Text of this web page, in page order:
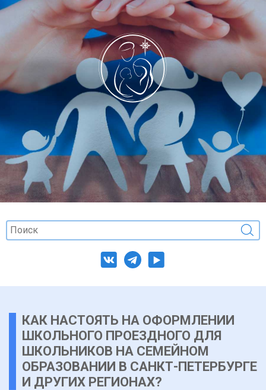
КАК НАСТОЯТЬ НА ОФОРМЛЕНИИ
ШКОЛЬНОГО ПРОЕЗДНОГО ДЛЯ
ШКОЛЬНИКОВ НА СЕМЕЙНОМ
ОБРАЗОВАНИИ В САНКТ-ПЕТЕРБУРГЕ
И ДРУГИХ РЕГИОНАХ?